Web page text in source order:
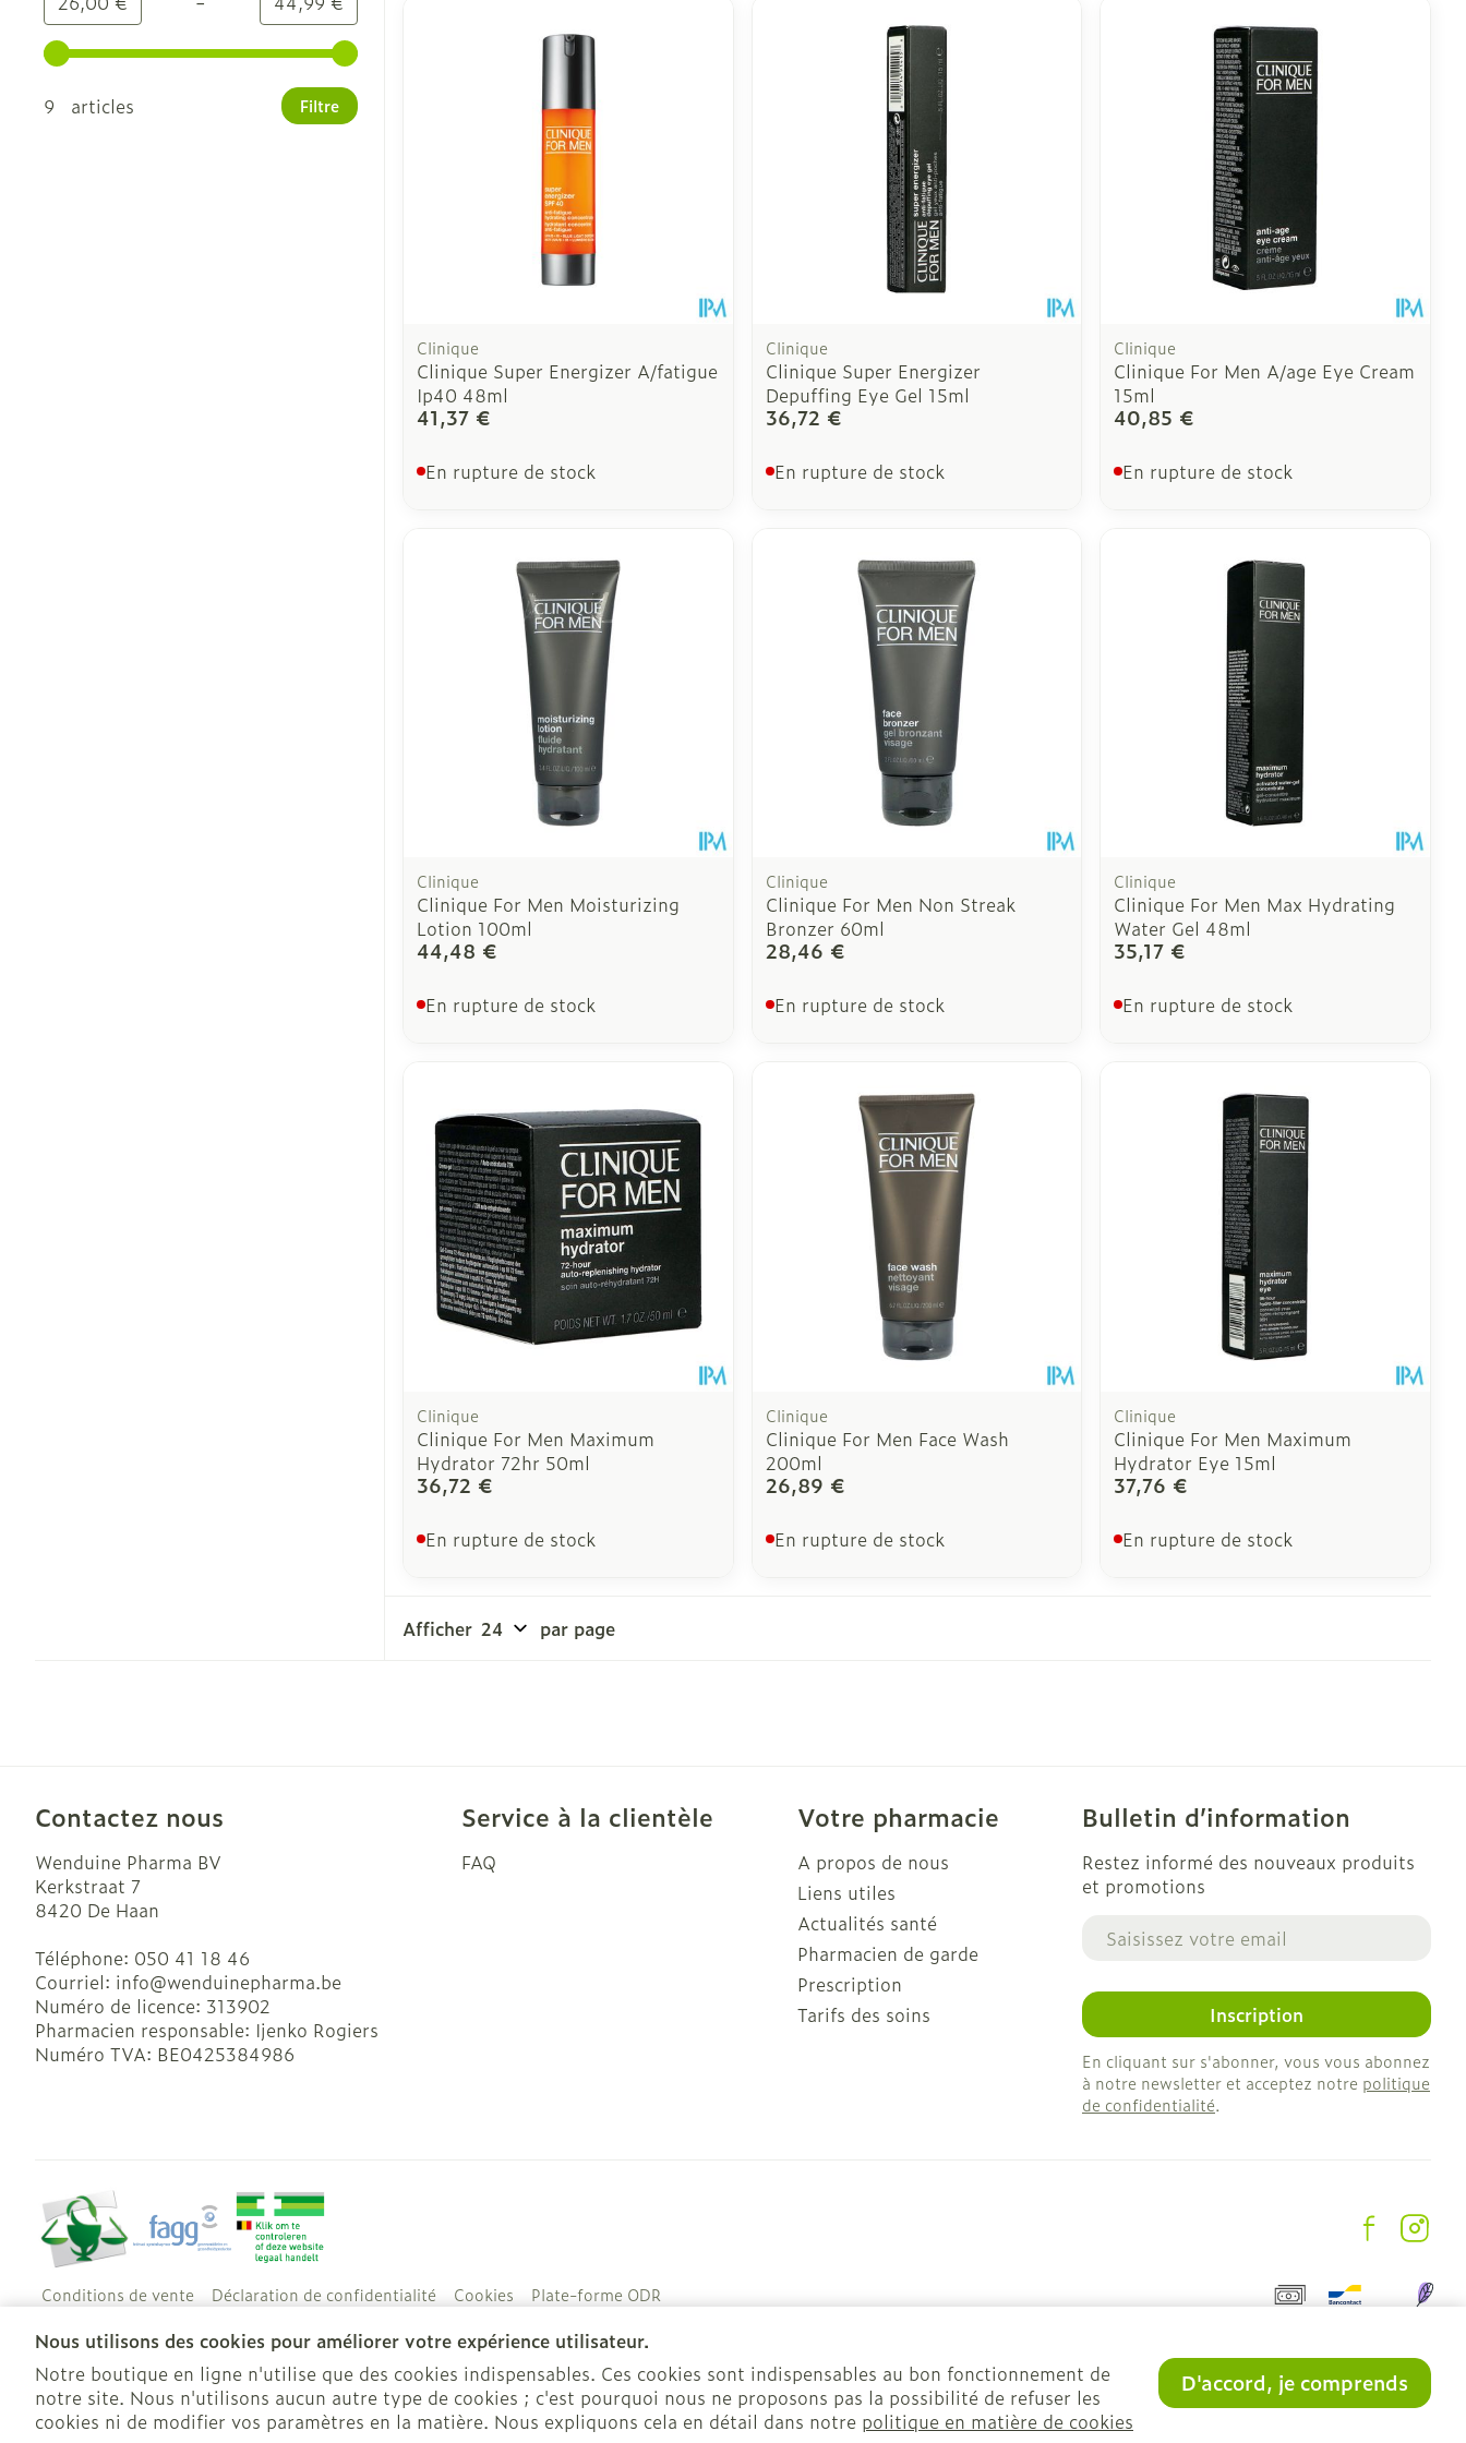
Nous utilisons des cookies pour améliorer votre expérience utilisateur.
Notre boutique en ligne n'utilise que des cookies indispensables. Ces cookies sont indispensables au bon fonctionnement de
notre site. Nous n'utilisons aucun autre type de cookies ; c'est pourquoi nous ne proposons pas la possibilité de refuser les
cookies ni de modifier vos paramètres en la matière. Nous expliquons cela en détail dans notre politique en matière de cookies
D'accord, je comprends
Utilisez les touches fléchées gauche et droite pour ajuster les valeurs minimales et maximales du prix.
9 articles
Filtre
Clinique
Clinique Super Energizer A/fatigue
Ip40 48ml
41,37 €
En rupture de stock
Clinique
Clinique Super Energizer
Depuffing Eye Gel 15ml
36,72 €
En rupture de stock
Clinique
Clinique For Men A/age Eye Cream
15ml
40,85 €
En rupture de stock
Clinique
Clinique For Men Moisturizing
Lotion 100ml
44,48 €
En rupture de stock
Clinique
Clinique For Men Non Streak
Bronzer 60ml
28,46 €
En rupture de stock
Clinique
Clinique For Men Max Hydrating
Water Gel 48ml
35,17 €
En rupture de stock
Clinique
Clinique For Men Maximum
Hydrator 72hr 50ml
36,72 €
En rupture de stock
Clinique
Clinique For Men Face Wash
200ml
26,89 €
En rupture de stock
Clinique
Clinique For Men Maximum
Hydrator Eye 15ml
37,76 €
En rupture de stock
Afficher par page
Contactez nous
Wenduine Pharma BV
Kerkstraat 7
8420 De Haan
Téléphone: 050 41 18 46
Courriel: info@wenduinepharma.be
Numéro de licence: 313902
Pharmacien responsable: Ijenko Rogiers
Numéro TVA: BE0425384986
Service à la clientèle
FAQ
Votre pharmacie
A propos de nous
Liens utiles
Actualités santé
Pharmacien de garde
Prescription
Tarifs des soins
Bulletin d’information
Restez informé des nouveaux produits
et promotions
Adresse mail
Inscription
En cliquant sur s'abonner, vous vous abonnez
à notre newsletter et acceptez notre politique
de confidentialité.
Conditions de vente Déclaration de confidentialité Cookies Plate-forme ODR